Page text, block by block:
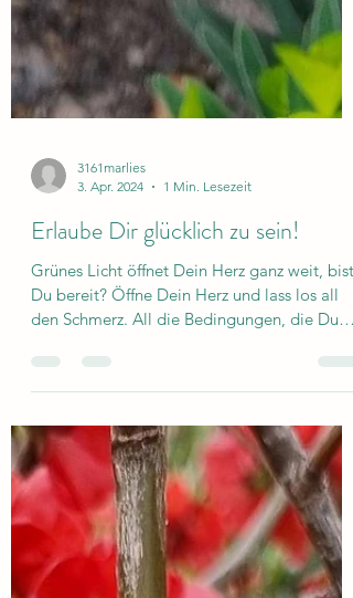
3. Apr. 2024
Erlaube Dir glücklich zu sein!
Grünes Licht öffnet Dein Herz ganz weit, bist
Du bereit? Öffne Dein Herz und lass los all
den Schmerz. All die Bedingungen, die Du
Dir...